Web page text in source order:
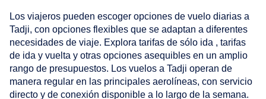
Los viajeros pueden escoger opciones de vuelo diarias a
Tadji, con opciones flexibles que se adaptan a diferentes
necesidades de viaje. Explora tarifas de sólo ida , tarifas
de ida y vuelta y otras opciones asequibles en un amplio
rango de presupuestos. Los vuelos a Tadji operan de
manera regular en las principales aerolíneas, con servicio
directo y de conexión disponible a lo largo de la semana.